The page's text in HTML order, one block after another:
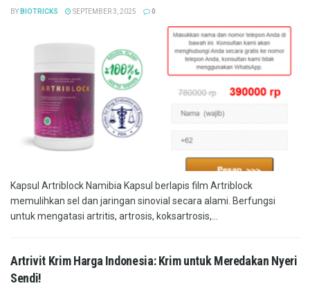
BY BIOTRICKS SEPTEMBER 3, 2025 0
Kapsul Artriblock Namibia Kapsul berlapis film Artriblock
memulihkan sel dan jaringan sinovial secara alami. Berfungsi
untuk mengatasi artritis, artrosis, koksartrosis,...
Artrivit Krim Harga Indonesia: Krim untuk Meredakan Nyeri
Sendi!